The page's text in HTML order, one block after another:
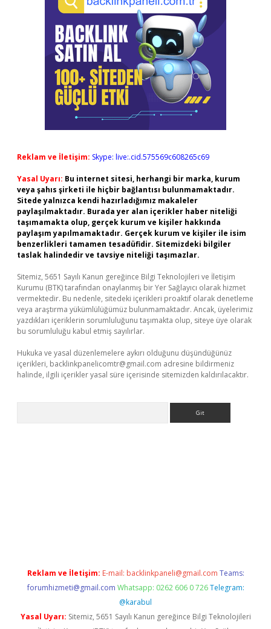
Reklam ve İletişim: Skype: live:.cid.575569c608265c69
Yasal Uyarı: Bu internet sitesi, herhangi bir marka, kurum
veya şahıs şirketi ile hiçbir bağlantısı bulunmamaktadır.
Sitede yalnızca kendi hazırladığımız makaleler
paylaşılmaktadır. Burada yer alan içerikler haber niteliği
taşımamakta olup, gerçek kurum ve kişiler hakkında
paylaşım yapılmamaktadır. Gerçek kurum ve kişiler ile isim
benzerlikleri tamamen tesadüfidir. Sitemizdeki bilgiler
taslak halindedir ve tavsiye niteliği taşımazlar.
Sitemiz, 5651 Sayılı Kanun gereğince Bilgi Teknolojileri ve İletişim
Kurumu (BTK) tarafından onaylanmış bir Yer Sağlayıcı olarak hizmet
vermektedir. Bu nedenle, sitedeki içerikleri proaktif olarak denetleme
veya araştırma yükümlülüğümüz bulunmamaktadır. Ancak, üyelerimiz
yazdıkları içeriklerin sorumluluğunu taşımakta olup, siteye üye olarak
bu sorumluluğu kabul etmiş sayılırlar.
Hukuka ve yasal düzenlemelere aykırı olduğunu düşündüğünüz
içerikleri, backlinkpanelicomtr@gmail.com adresine bildirmeniz
halinde, ilgili içerikler yasal süre içerisinde sitemizden kaldırılacaktır.
Reklam ve İletişim: E-mail: backlinkpaneli@gmail.com Teams:
forumhizmeti@gmail.com Whatsapp: 0262 606 0 726 Telegram:
@karabul
Yasal Uyarı: Sitemiz, 5651 Sayılı Kanun gereğince Bilgi Teknolojileri